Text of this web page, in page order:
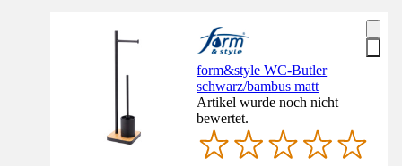
form&style WC-Butler
schwarz/bambus matt
Artikel wurde noch nicht
bewertet.